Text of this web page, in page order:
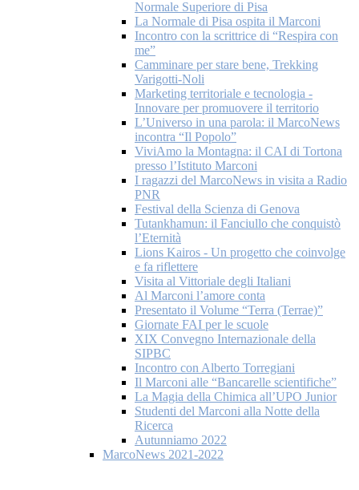
Normale Superiore di Pisa
La Normale di Pisa ospita il Marconi
Incontro con la scrittrice di “Respira con
me”
Camminare per stare bene, Trekking
Varigotti-Noli
Marketing territoriale e tecnologia -
Innovare per promuovere il territorio
L’Universo in una parola: il MarcoNews
incontra “Il Popolo”
ViviAmo la Montagna: il CAI di Tortona
presso l’Istituto Marconi
I ragazzi del MarcoNews in visita a Radio
PNR
Festival della Scienza di Genova
Tutankhamun: il Fanciullo che conquistò
l’Eternità
Lions Kairos - Un progetto che coinvolge
e fa riflettere
Visita al Vittoriale degli Italiani
Al Marconi l’amore conta
Presentato il Volume “Terra (Terrae)”
Giornate FAI per le scuole
XIX Convegno Internazionale della
SIPBC
Incontro con Alberto Torregiani
Il Marconi alle “Bancarelle scientifiche”
La Magia della Chimica all’UPO Junior
Studenti del Marconi alla Notte della
Ricerca
Autunniamo 2022
MarcoNews 2021-2022